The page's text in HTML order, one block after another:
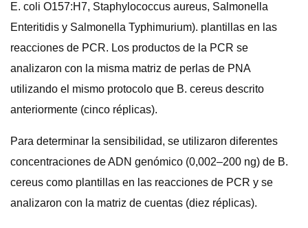
E. coli O157:H7, Staphylococcus aureus, Salmonella
Enteritidis y Salmonella Typhimurium). plantillas en las
reacciones de PCR. Los productos de la PCR se
analizaron con la misma matriz de perlas de PNA
utilizando el mismo protocolo que B. cereus descrito
anteriormente (cinco réplicas).
Para determinar la sensibilidad, se utilizaron diferentes
concentraciones de ADN genómico (0,002–200 ng) de B.
cereus como plantillas en las reacciones de PCR y se
analizaron con la matriz de cuentas (diez réplicas).